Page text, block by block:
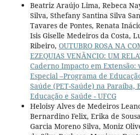
Beatriz Araújo Lima, Rebeca
Silva, Sthefany Santina Silva
Tavares de Pontes, Renata
Isis Giselle Medeiros da Costa,
Ribeiro, OUTUBRO ROSA NA
EZEQUIAS VENÂNCIO: UM
Caderno Impacto em Extensão:
Especial –Programa de
Saúde (PET-Saúde) na Paraíba,
Educação e Saúde - UFCG
Heloisy Alves de Medeiros
Bernardino Felix, Erika de
Garcia Moreno Silva, Moniz